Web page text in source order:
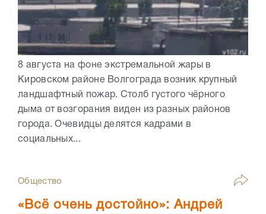
8 августа на фоне экстремальной жары в
Кировском районе Волгограда возник крупный
ландшафтный пожар. Столб густого чёрного
дыма от возгорания виден из разных районов
города. Очевидцы делятся кадрами в
социальных...
Общество
«Всё очень достойно»: Андрей